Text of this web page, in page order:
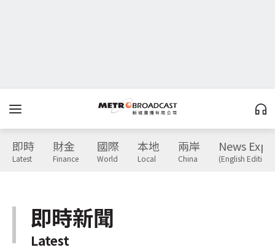
即時
Latest
財金
Finance
國際
World
本地
Local
兩岸
China
News
(English Edition)
即時新聞
Latest